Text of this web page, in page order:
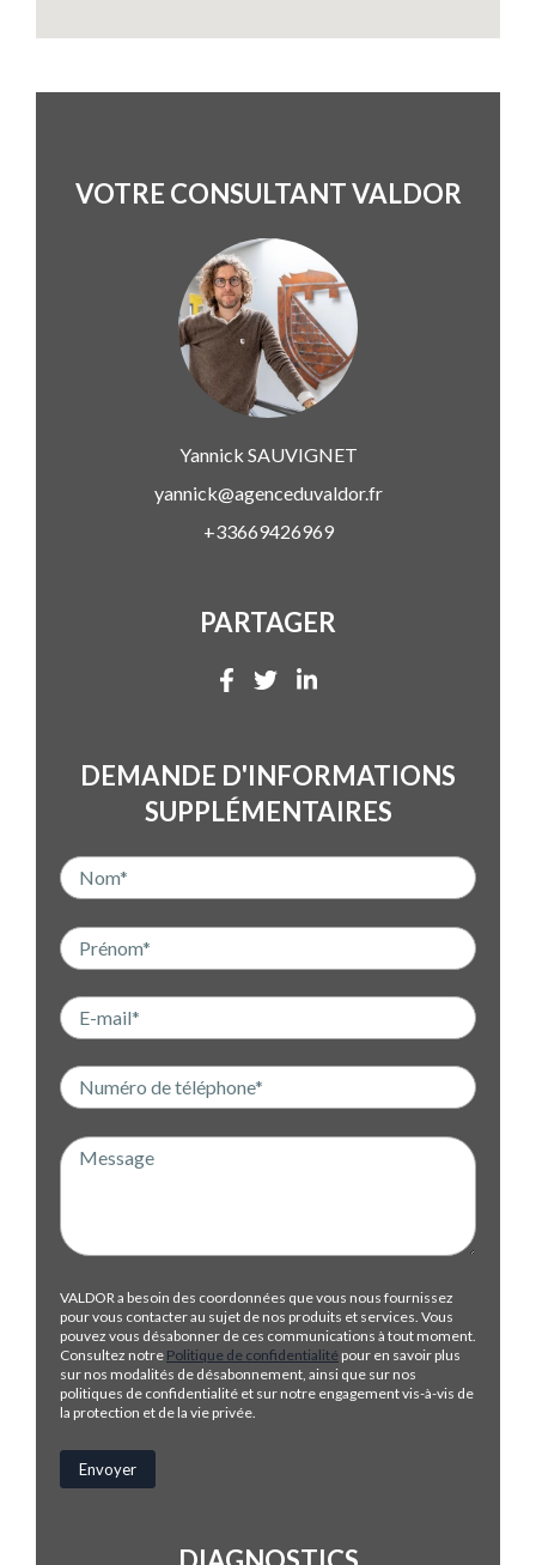
VOTRE CONSULTANT VALDOR
Yannick SAUVIGNET
yannick@agenceduvaldor.fr
+33669426969
PARTAGER
DEMANDE D'INFORMATIONS
SUPPLÉMENTAIRES
VALDOR a besoin des coordonnées que vous nous fournissez
pour vous contacter au sujet de nos produits et services. Vous
pouvez vous désabonner de ces communications à tout moment.
Consultez notre Politique de confidentialité pour en savoir plus
sur nos modalités de désabonnement, ainsi que sur nos
politiques de confidentialité et sur notre engagement vis-à-vis de
la protection et de la vie privée.